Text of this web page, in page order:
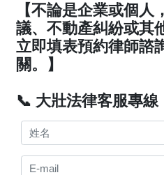
【不論是企業或個
議、不動產糾紛或其
立即填表預約律師諮
關。】
📞 大壯法律客服專線